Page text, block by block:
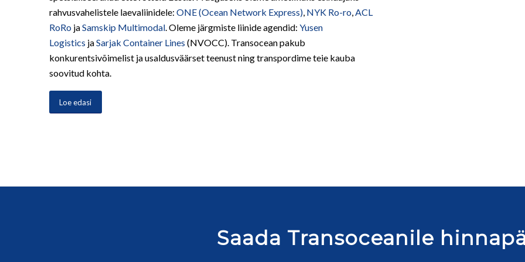
rahvusvahelistele laevaliinidele: ONE (Ocean Network Express), NYK Ro-ro,ACL
RoRojaSamskip Multimodal. Oleme järgmiste liinide agendid: Yusen
Logistics jaSarjak Container Lines (NVOCC). Transocean pakub
konkurentsivõimelist ja usaldusväärset teenust ning transpordime teie kauba
soovitud kohta.
Loe edasi
Saada Transoceanile